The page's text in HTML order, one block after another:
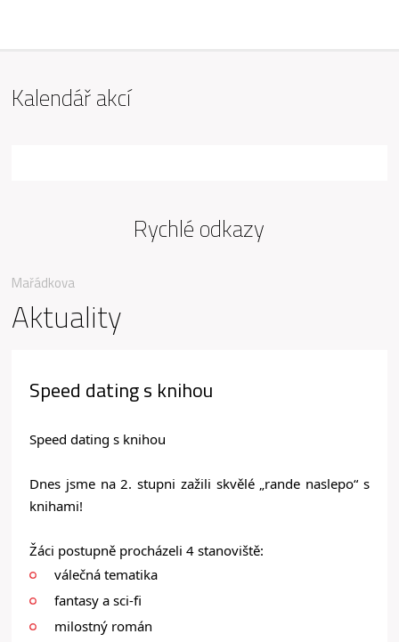
Mařádkova
Aktuality
Speed dating s knihou
Speed dating s knihou
Dnes jsme na 2. stupni zažili skvělé „rande naslepo“ s
knihami!
Žáci postupně procházeli 4 stanoviště:
válečná tematika
fantasy a sci-fi
milostný román
Kalendář akcí
Rychlé odkazy